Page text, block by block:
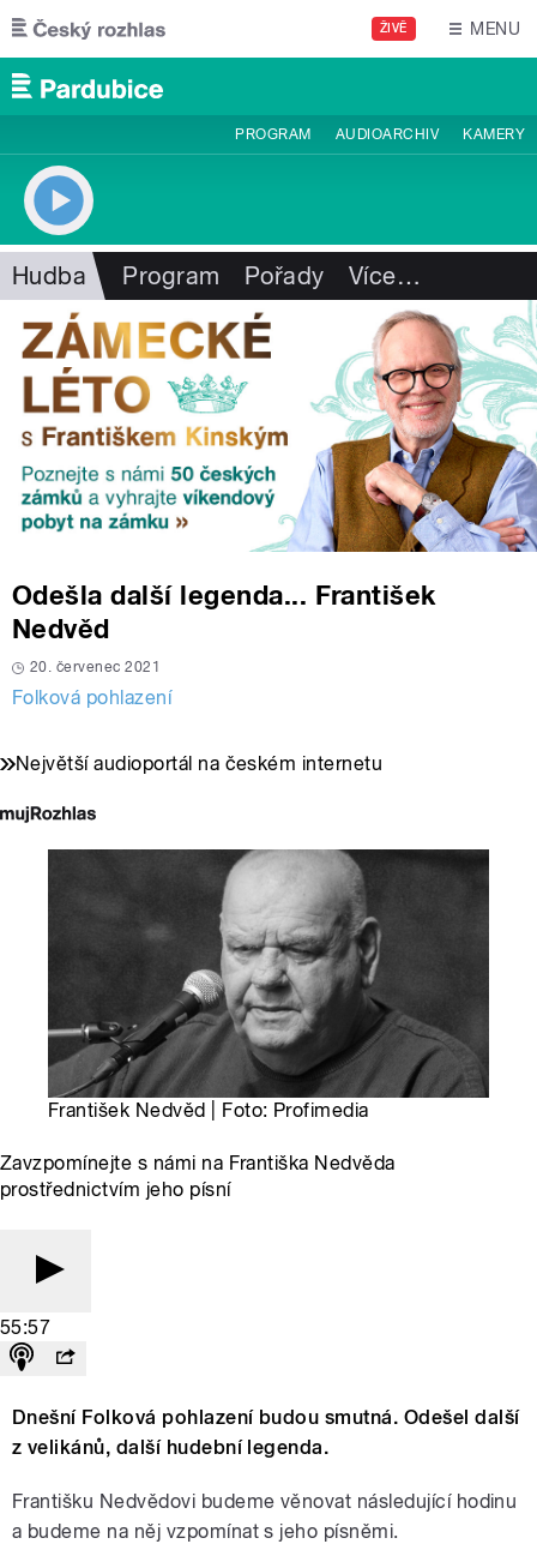
Přejít k hlavnímu obsahu
ŽIVĚ MENU
PROGRAM AUDIOARCHIV KAMERY
Hudba Program Pořady Více…
Odešla další legenda... František
Nedvěd
20. červenec 2021
Folková pohlazení
Největší audioportál na českém internetu
František Nedvěd | Foto: Profimedia
Zavzpomínejte s námi na Františka Nedvěda
prostřednictvím jeho písní
55:57
Dnešní Folková pohlazení budou smutná. Odešel další
z velikánů, další hudební legenda.
Františku Nedvědovi budeme věnovat následující hodinu
a budeme na něj vzpomínat s jeho písněmi.